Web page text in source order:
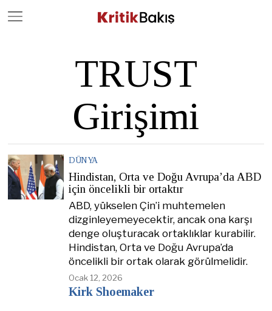
TRUST
Girişimi
DÜNYA
Hindistan, Orta ve Doğu Avrupa’da ABD
için öncelikli bir ortaktır
ABD, yükselen Çin’i muhtemelen
dizginleyemeyecektir, ancak ona karşı
denge oluşturacak ortaklıklar kurabilir.
Hindistan, Orta ve Doğu Avrupa’da
öncelikli bir ortak olarak görülmelidir.
Ocak 12, 2026
Kirk Shoemaker